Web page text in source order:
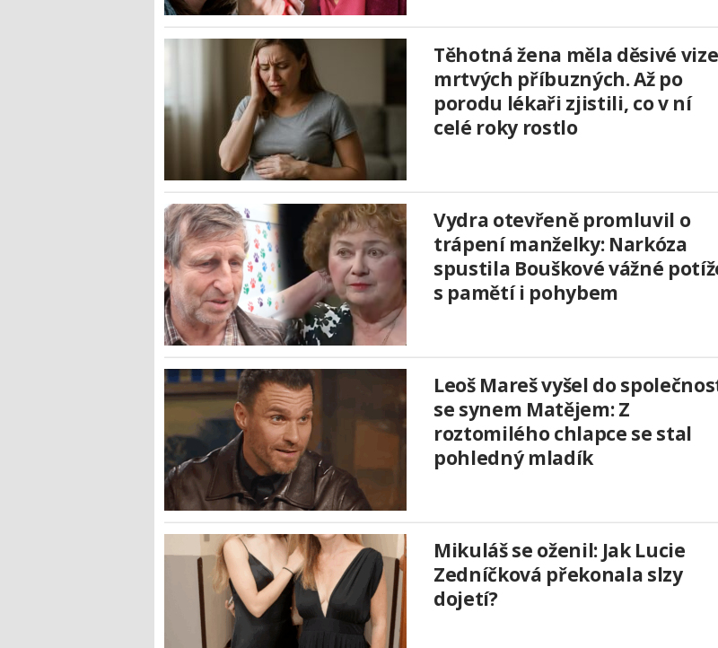
Těhotná žena měla děsivé vize
mrtvých příbuzných. Až po
porodu lékaři zjistili, co v ní
celé roky rostlo
Vydra otevřeně promluvil o
trápení manželky: Narkóza
spustila Bouškové vážné
s pamětí i pohybem
Leoš Mareš vyšel do
se synem Matějem: Z
roztomilého chlapce se stal
pohledný mladík
Mikuláš se oženil: Jak Lucie
Zedníčková překonala slzy
dojetí?